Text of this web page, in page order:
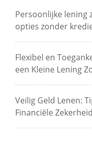
Persoonlijke lening
opties zonder
Flexibel en
een Kleine Lening
Veilig Geld Lenen:
Financiële Zekerheid